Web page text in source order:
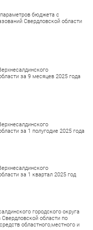
бюджета с
Свердловской области
за 9 месяцев 2025 года
за 1 полугодие 2025 года
за 1 квартал 2025 год
городского округа
области по
областного,местного и